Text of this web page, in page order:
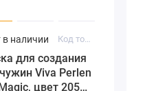
в наличии
для создания
Viva Perlen
цвет 205